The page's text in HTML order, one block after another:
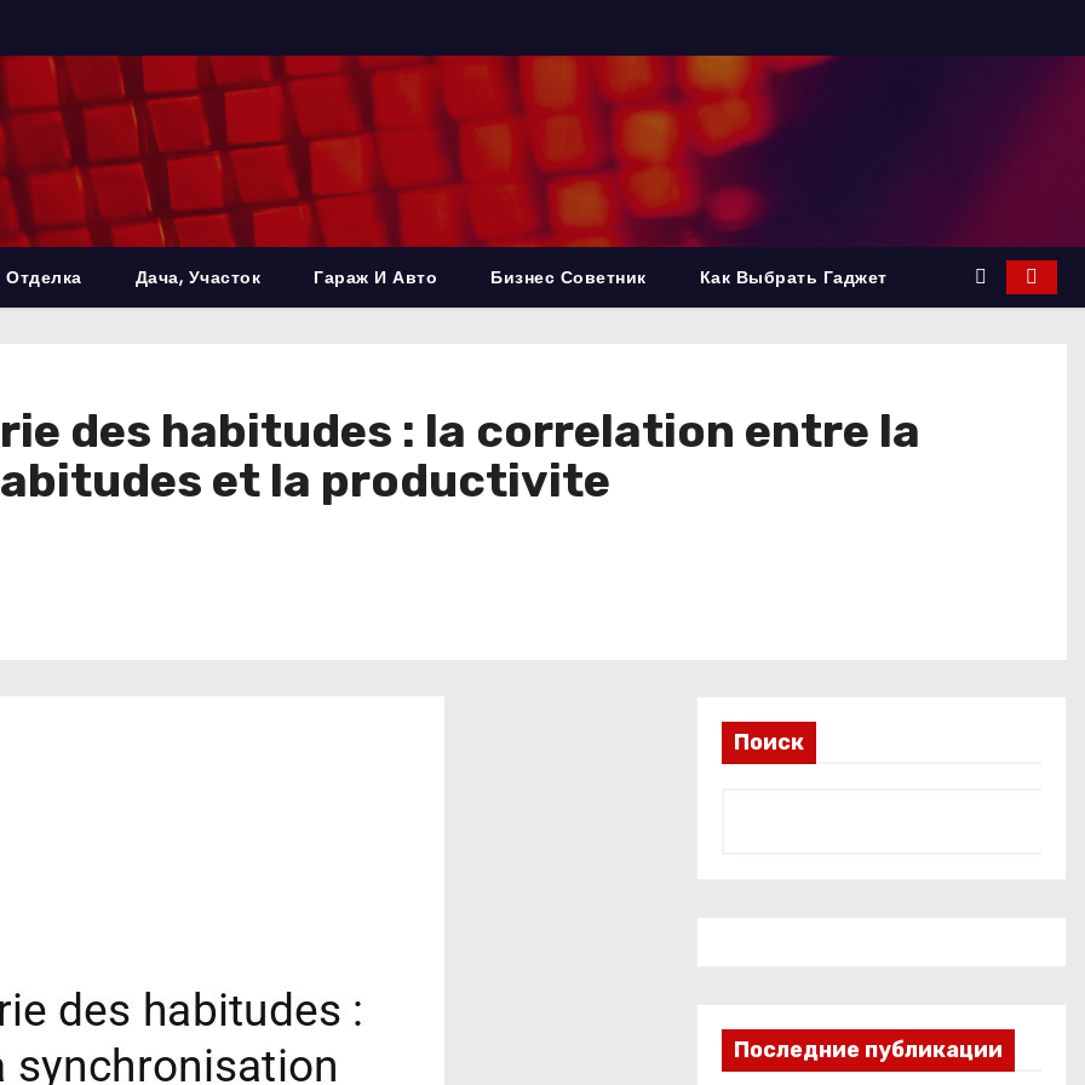
Дача, Участок Гараж И Авто Бизнес Советник Как Выбрать Гаджет
des habitudes : la correlation entre la
et la productivite
Поиск
Последние публикации